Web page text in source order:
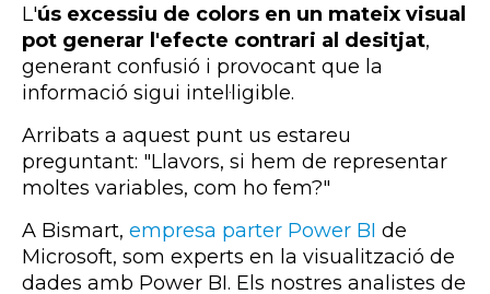
L'ús excessiu de colors en un mateix visual
pot generar l'efecte contrari al desitjat,
generant confusió i provocant que la
informació sigui intel·ligible.
Arribats a aquest punt us estareu
preguntant: "Llavors, si hem de representar
moltes variables, com ho fem?"
A Bismart, empresa parter Power BI de
Microsoft, som experts en la visualització de
dades amb Power BI. Els nostres analistes de